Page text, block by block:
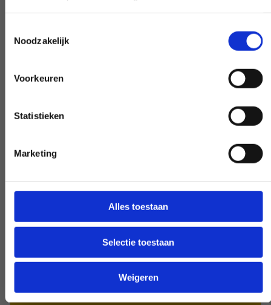
Noodzakelijk
Voorkeuren
Statistieken
Marketing
Alles toestaan
Selectie toestaan
Weigeren
naszą pracę, podnieś słuchawkę i zadaj je.
Nasi eksperci zapewnią jasność na
Wczesna i późna dostępność
Potrzebujesz naszej pomocy poza
godzinami pracy? Podejmij decyzję, a my
ją zrealizujemy - o ile będzie to możliwe.